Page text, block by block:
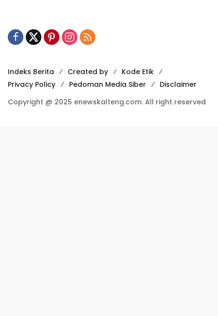
Indeks Berita Created by
Kode Etik
Privacy Policy
Pedoman Media Siber
Disclaimer
Copyright @ 2025 enewskalteng.com. All right reserved